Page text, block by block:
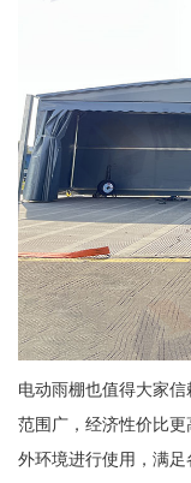
电动雨棚也值得大家
范围广，经济性价比
外环境进行使用，满